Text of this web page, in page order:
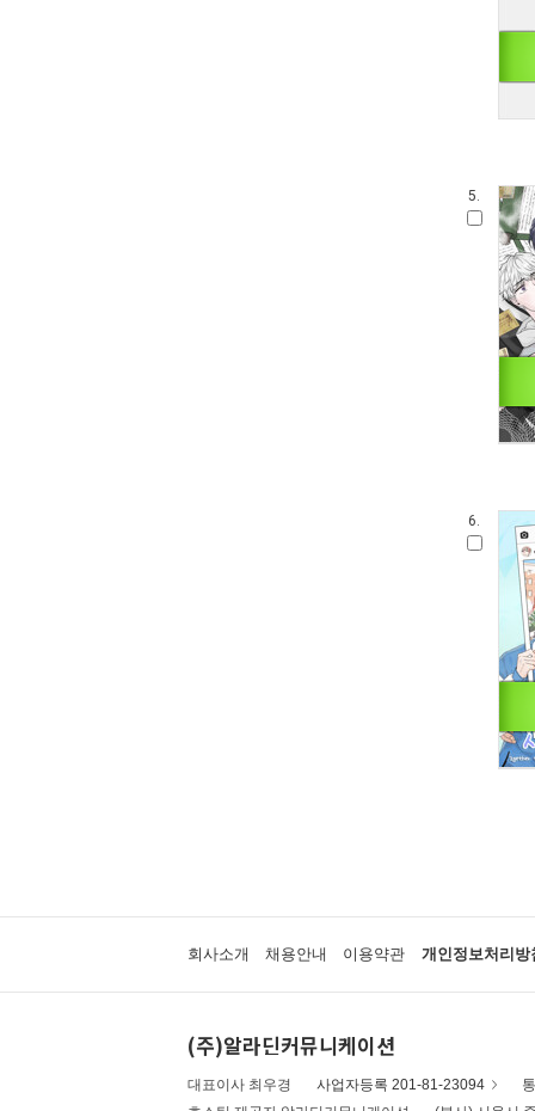
5.
6.
회사소개 채용안내 이용약관 개인정보처리방
(주)알라딘커뮤니케이션
대표이사 최우경 사업자등록 201-81-23094